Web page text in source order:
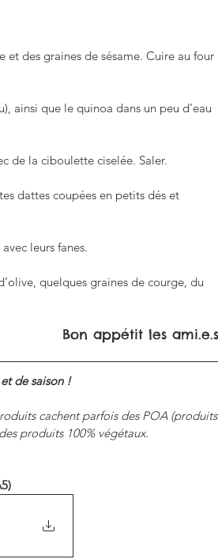
des graines de sésame. Cuire au four
ainsi que le quinoa dans un peu d’eau
de la ciboulette ciselée. Saler.
dattes coupées en petits dés et
leurs fanes.
quelques graines de courge, du
Bon appétit les
de saison !
cachent parfois des POA (produits
produits 100% végétaux.